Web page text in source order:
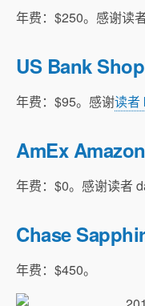
年费：$250。感谢读
US Bank
年费：$95。感谢读者
AmEx
年费：$0。感谢读者
Chase
年费：$450。